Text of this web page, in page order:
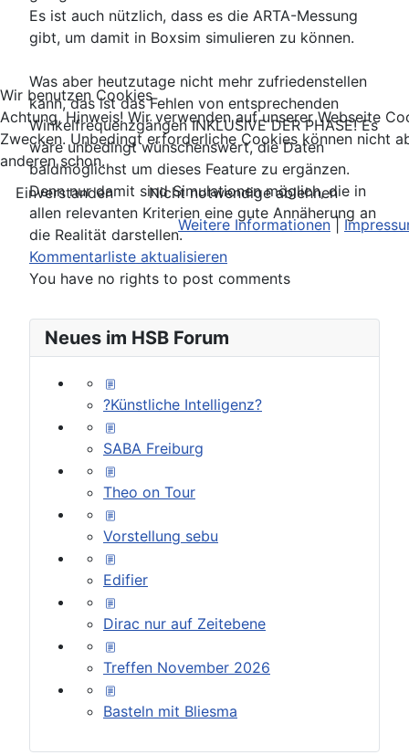
Neues im HSB Forum
?Künstliche Intelligenz?
SABA Freiburg
Theo on Tour
Vorstellung sebu
Edifier
Dirac nur auf Zeitebene
Treffen November 2026
Basteln mit Bliesma
Es ist auch nützlich, dass es die ARTA-Messung
gibt, um damit in Boxsim simulieren zu können.
Was aber heutzutage nicht mehr zufriedenstellen
kann, das ist das Fehlen von entsprechenden
Winkelfrequenzgängen INKLUSIVE DER PHASE! Es
wäre unbedingt wünschenswert, die Daten
baldmöglichst um dieses Feature zu ergänzen.
Denn nur damit sind Simulationen möglich, die in
allen relevanten Kriterien eine gute Annäherung an
die Realität darstellen.
Kommentarliste aktualisieren
You have no rights to post comments
Wir benutzen Cookies
Achtung, Hinweis! Wir verwenden auf unserer Webseite
Zwecken. Unbedingt erforderliche Cookies können nicht
anderen schon.
Einverstanden
Nicht notwendige ablehnen
Weitere Informationen|